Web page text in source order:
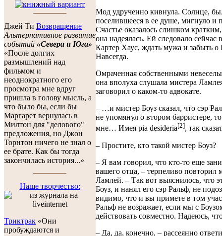
Джей Ти Возвращение
Альтернативное развитие
событий «Севера и Юга»
«После долгих
размышлений над
фильмом и
неоднократного его
просмотра мне вдруг
пришла в голову мысль, а
что было бы, если бы
Маргарет вернулась в
Милтон для "делового"
предложения, но Джон
Торнтон ничего не знал о
ее брате. Как бы тогда
закончилась история...»
Наше творчество:
Триктрак «Они
пробуждаются и
Мод удрученно кивнула. Солнце,
поселившееся в ее душе, мигнуло и
Счастье оказалось слишком
она надеялась. Ей следовало сейчас
Картер Хаус, ждать мужа и забыть о
Навсегда.
Омраченная собственными
она вполуха слушала мистера
заговорил о каком-то адвокате.
– …и мистер Боуз сказал, что сэр
не упомянул о втором барристере,
мне… Имея pia desideria[2], так
– Простите, кто такой мистер Боуз?
– Я вам говорил, что кто-то еще
вашего отца, – терпеливо повторил
Ламлей. – Так вот выяснилось, что
Боуз, и нанял его сэр Ральф, не
видимо, что и вы примете в том
Ральф не возражает, если мы с
действовать совместно. Надеюсь,
– Да, да, конечно, – рассеянно